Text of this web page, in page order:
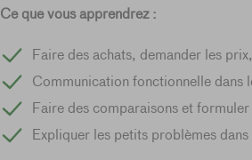
Ce que vous apprendrez :
Faire des achats, demander les
Communication fonctionnelle dans
Faire des comparaisons et
Expliquer les petits problèmes